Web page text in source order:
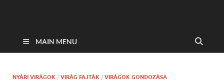
MAIN MENU
NYÁRI VIRÁGOK / VIRÁG FAJTÁK / VIRÁGOK GONDOZÁSA